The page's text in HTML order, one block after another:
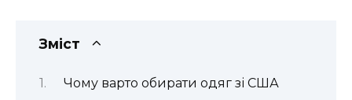
Зміст
Чому варто обирати одяг зі США